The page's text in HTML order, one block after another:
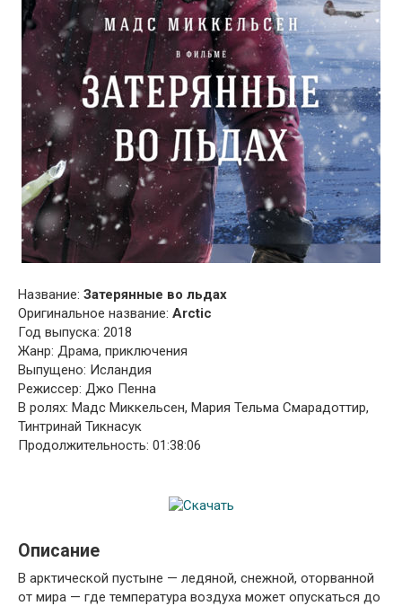
Название: Затерянные во льдах
Оригинальное название: Arctic
Год выпуска: 2018
Жанр: Драма, приключения
Выпущено: Исландия
Режиссер: Джо Пенна
В ролях: Мадс Миккельсен, Мария Тельма Смарадоттир,
Тинтринай Тикнасук
Продолжительность: 01:38:06
Описание
В арктической пустыне — ледяной, снежной, оторванной
от мира — где температура воздуха может опускаться до